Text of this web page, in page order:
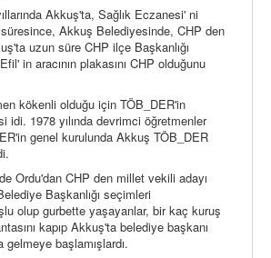
Akkuş'ta, Sağlık Eczanesi' ni
süresince, Akkuş Belediyesinde, CHP den
uzun süre CHP ilçe Başkanlığı
in aracının plakasını CHP olduğunu
kökenli olduğu için TÖB_DER'in
idi. 1978 yılında devrimci öğretmenler
genel kurulunda Akkuş TÖB_DER
Ordu'dan CHP den millet vekili adayı
Başkanlığı seçimleri
olup gurbette yaşayanlar, bir kaç kuruş
kapıp Akkuş'ta belediye başkanı
başlamışlardı.